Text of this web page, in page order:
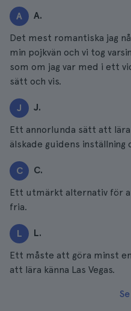
A A.
Det mest romantiska jag
min pojkvän och vi tog
som om jag var med i ett
sätt och vis.
J J.
Ett annorlunda sätt att lära
älskade guidens inställning
C C.
Ett utmärkt alternativ för
fria.
L L.
Ett måste att göra minst
att lära känna Las Vegas.